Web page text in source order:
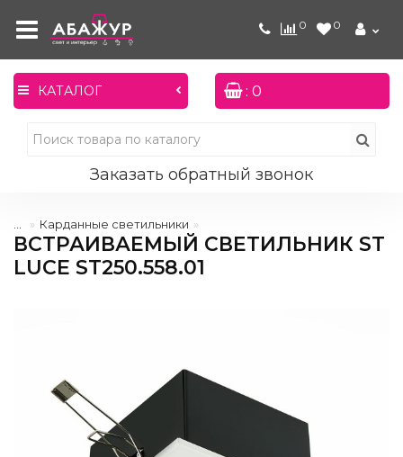
0 0
КАТАЛОГ : 0
Заказать обратный звонок
Карданные светильники
ВСТРАИВАЕМЫЙ СВЕТИЛЬНИК ST
LUCE ST250.558.01